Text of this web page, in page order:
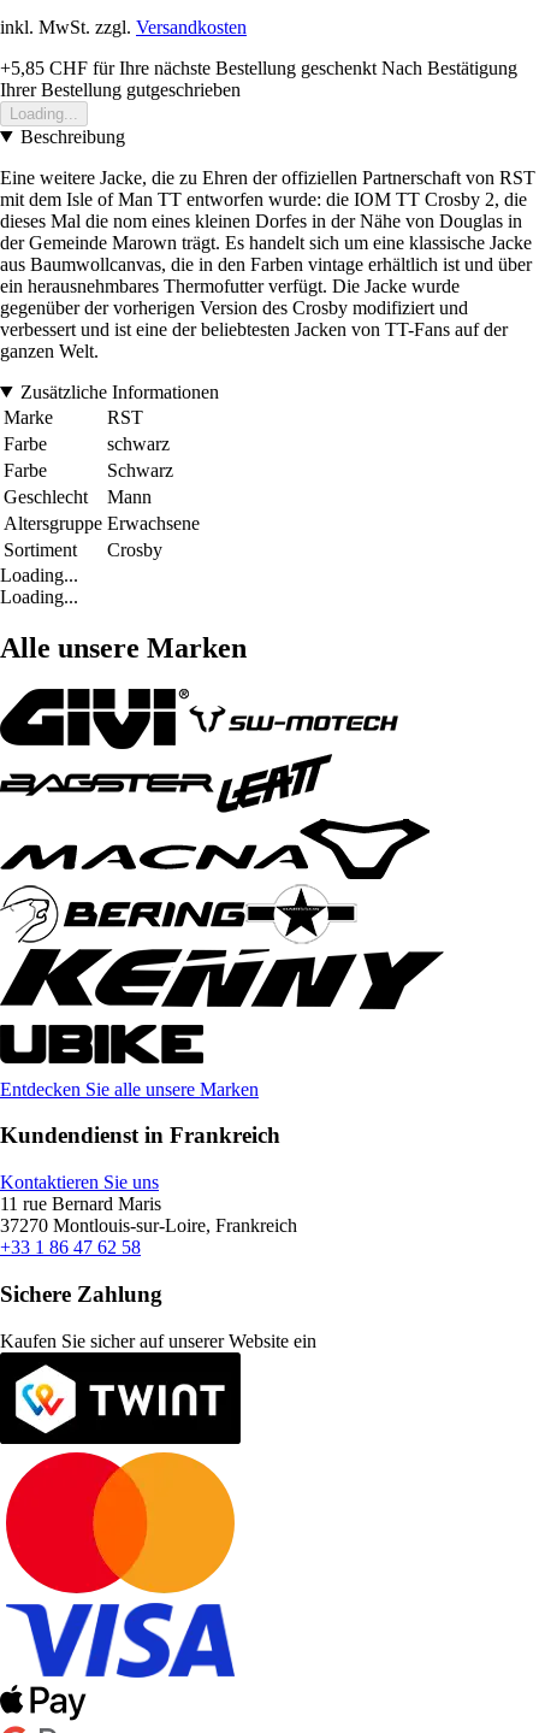
inkl. MwSt. zzgl. Versandkosten
+5,85 CHF für Ihre nächste Bestellung geschenkt Nach Bestätigung
Ihrer Bestellung gutgeschrieben
Loading...
Beschreibung
Eine weitere Jacke, die zu Ehren der offiziellen Partnerschaft von RST
mit dem Isle of Man TT entworfen wurde: die IOM TT Crosby 2, die
dieses Mal die nom eines kleinen Dorfes in der Nähe von Douglas in
der Gemeinde Marown trägt. Es handelt sich um eine klassische Jacke
aus Baumwollcanvas, die in den Farben vintage erhältlich ist und über
ein herausnehmbares Thermofutter verfügt. Die Jacke wurde
gegenüber der vorherigen Version des Crosby modifiziert und
verbessert und ist eine der beliebtesten Jacken von TT-Fans auf der
ganzen Welt.
Zusätzliche Informationen
Marke
RST
Farbe
schwarz
Farbe
Schwarz
Geschlecht
Mann
Altersgruppe Erwachsene
Sortiment
Crosby
Loading...
Loading...
Alle unsere Marken
Entdecken Sie alle unsere Marken
Kundendienst in Frankreich
Kontaktieren Sie uns
11 rue Bernard Maris
37270 Montlouis-sur-Loire, Frankreich
+33 1 86 47 62 58
Sichere Zahlung
Kaufen Sie sicher auf unserer Website ein